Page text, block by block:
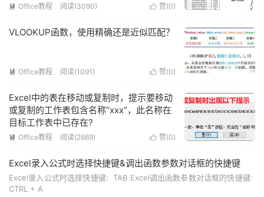
 赞(0)
 Office教程 阅读(3090)
VLOOKUP函数，使用精确还是近似匹配？
 赞(0)
 Office教程 阅读(1091)
Excel中的表在移动或复制时，提示要移动
或复制的工作表包含名称“xxx”，此名称在
目标工作表中已存在?
 赞(0)
 Office教程 阅读(2669)
Excel录入公式时选择快捷键&调出函数参数对话框的快捷键
Excel录入公式时选择快捷键: TAB Excel调出函数参数对话框的快捷键:
CTRL + A